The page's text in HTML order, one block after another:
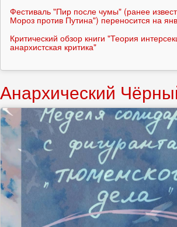
Фестиваль "Пир после чумы" (ранее
Мороз против Путина") переносится на
Критический обзор книги "Теория
анархистская критика"
Анархический